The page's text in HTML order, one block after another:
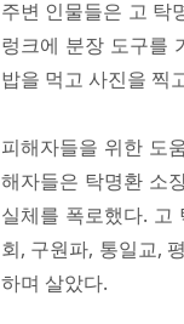
주변 인물들은 고 탁
렁크에 분장 도구를
밥을 먹고 사진을 찍
피해자들을 위한 도
해자들은 탁명환 소
실체를 폭로했다. 고
회, 구원파, 통일교,
하며 살았다.